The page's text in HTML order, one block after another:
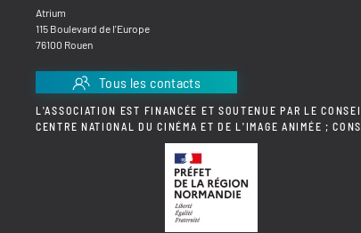
Atrium
115 Boulevard de l'Europe
76100 Rouen
Tous les contacts
L'ASSOCIATION EST FINANCÉE ET SOUTENUE PAR LE
CENTRE NATIONAL DU CINÉMA ET DE L'IMAGE ANIMÉE ;